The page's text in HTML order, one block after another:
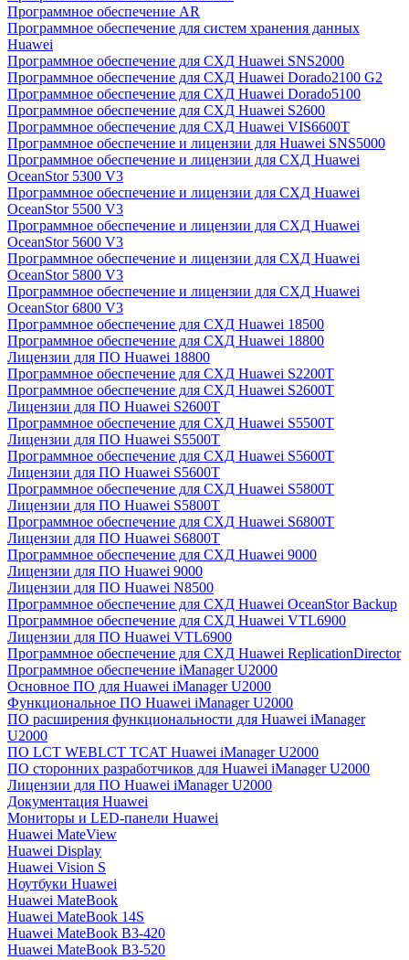
Программное обеспечение AR
Программное обеспечение для систем хранения данных
Huawei
Программное обеспечение для СХД Huawei SNS2000
Программное обеспечение для СХД Huawei Dorado2100 G2
Программное обеспечение для СХД Huawei Dorado5100
Программное обеспечение для СХД Huawei S2600
Программное обеспечение для СХД Huawei VIS6600T
Программное обеспечение и лицензии для Huawei SNS5000
Программное обеспечение и лицензии для СХД Huawei
OceanStor 5300 V3
Программное обеспечение и лицензии для СХД Huawei
OceanStor 5500 V3
Программное обеспечение и лицензии для СХД Huawei
OceanStor 5600 V3
Программное обеспечение и лицензии для СХД Huawei
OceanStor 5800 V3
Программное обеспечение и лицензии для СХД Huawei
OceanStor 6800 V3
Программное обеспечение для СХД Huawei 18500
Программное обеспечение для СХД Huawei 18800
Лицензии для ПО Huawei 18800
Программное обеспечение для СХД Huawei S2200T
Программное обеспечение для СХД Huawei S2600T
Лицензии для ПО Huawei S2600T
Программное обеспечение для СХД Huawei S5500T
Лицензии для ПО Huawei S5500T
Программное обеспечение для СХД Huawei S5600T
Лицензии для ПО Huawei S5600T
Программное обеспечение для СХД Huawei S5800T
Лицензии для ПО Huawei S5800T
Программное обеспечение для СХД Huawei S6800T
Лицензии для ПО Huawei S6800T
Программное обеспечение для СХД Huawei 9000
Лицензии для ПО Huawei 9000
Лицензии для ПО Huawei N8500
Программное обеспечение для СХД Huawei OceanStor Backup
Программное обеспечение для СХД Huawei VTL6900
Лицензии для ПО Huawei VTL6900
Программное обеспечение для СХД Huawei ReplicationDirector
Программное обеспечение iManager U2000
Основное ПО для Huawei iManager U2000
Функциональное ПО Huawei iManager U2000
ПО расширения функциональности для Huawei iManager
U2000
ПО LCT WEBLCT TCAT Huawei iManager U2000
ПО сторонних разработчиков для Huawei iManager U2000
Лицензии для ПО Huawei iManager U2000
Документация Huawei
Мониторы и LED-панели Huawei
Huawei MateView
Huawei Display
Huawei Vision S
Ноутбуки Huawei
Huawei MateBook
Huawei MateBook 14S
Huawei MateBook B3-420
Huawei MateBook B3-520